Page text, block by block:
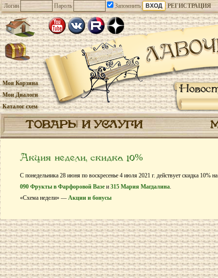
Логин Пароль Запомнить РЕГИСТРАЦИЯ
Моя Корзина
Мои Диалоги
Каталог схем
ТОВАРЫ И УСЛУГИ
Акция недели, скидка 10%
С понедельника 28 июня по воскресенье 4 июля 2021 г. действует скидка 10%
090 Фрукты в Фарфоровой Вазе и 315 Мария Магдалина.
«Схема недели» — Акции и бонусы